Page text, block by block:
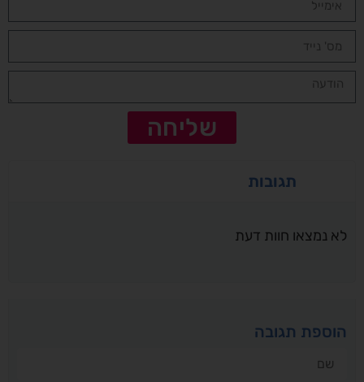
שליחה
תגובות
לא נמצאו חוות דעת
הוספת תגובה